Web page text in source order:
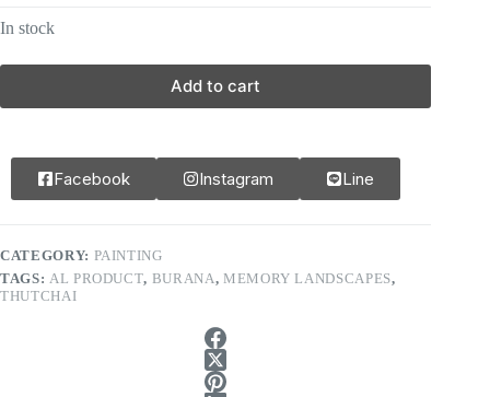
In stock
Add to cart
Facebook Instagram Line
CATEGORY: PAINTING
TAGS: AL PRODUCT, BURANA, MEMORY LANDSCAPES,
THUTCHAI